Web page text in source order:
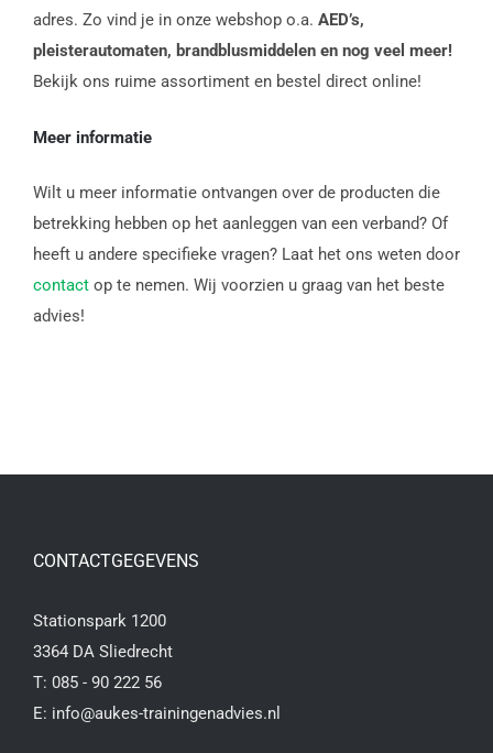
adres. Zo vind je in onze webshop o.a. AED’s,
pleisterautomaten, brandblusmiddelen en nog veel meer!
Bekijk ons ruime assortiment en bestel direct online!
Meer informatie
Wilt u meer informatie ontvangen over de producten die
betrekking hebben op het aanleggen van een verband? Of
heeft u andere specifieke vragen? Laat het ons weten door
contact op te nemen. Wij voorzien u graag van het beste
advies!
CONTACTGEGEVENS
Stationspark 1200
3364 DA Sliedrecht
T: 085 - 90 222 56
E: info@aukes-trainingenadvies.nl